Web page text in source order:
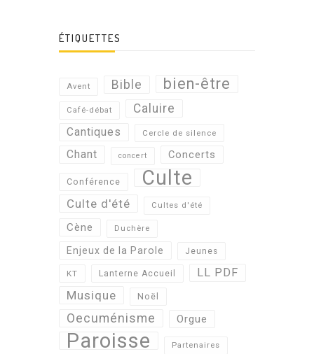
ÉTIQUETTES
Avent Bible bien-être
Café-débat Caluire
Cantiques Cercle de silence
Chant concert Concerts
Conférence Culte
Culte d'été Cultes d'été
Cène Duchère
Enjeux de la Parole Jeunes
KT Lanterne Accueil LL PDF
Musique Noël
Oecuménisme Orgue
Paroisse Partenaires